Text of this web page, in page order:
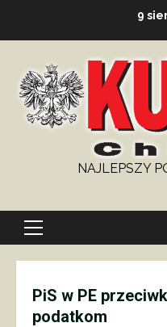
9
NAJLEPSZY
Primary
PiS w PE
podatkom